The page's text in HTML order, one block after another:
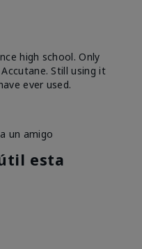
high school. Only
Still using it
ever used.
un amigo
esta